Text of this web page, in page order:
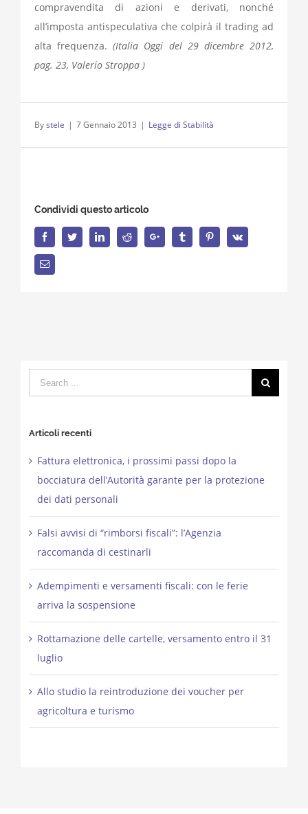
compravendita di azioni e derivati, nonché
all’imposta antispeculativa che colpirà il trading ad
alta frequenza.(Italia Oggi del 29 dicembre 2012,
pag. 23, Valerio Stroppa )
Bystele | 7 Gennaio 2013 | Legge di Stabilità
Condividi questo articolo
FacebookTwitterLinkedInReddit Google+ Tumblr PinterestVk
Email
Search
for:
Articoli recenti
Fattura elettronica, i prossimi passi dopo la
bocciatura dell’Autorità garante per la protezione
dei dati personali
Falsi avvisi di “rimborsi fiscali”: l’Agenzia
raccomanda di cestinarli
Adempimenti e versamenti fiscali: con le ferie
arriva la sospensione
Rottamazione delle cartelle, versamento entro il 31
luglio
Allo studio la reintroduzione dei voucher per
agricoltura e turismo